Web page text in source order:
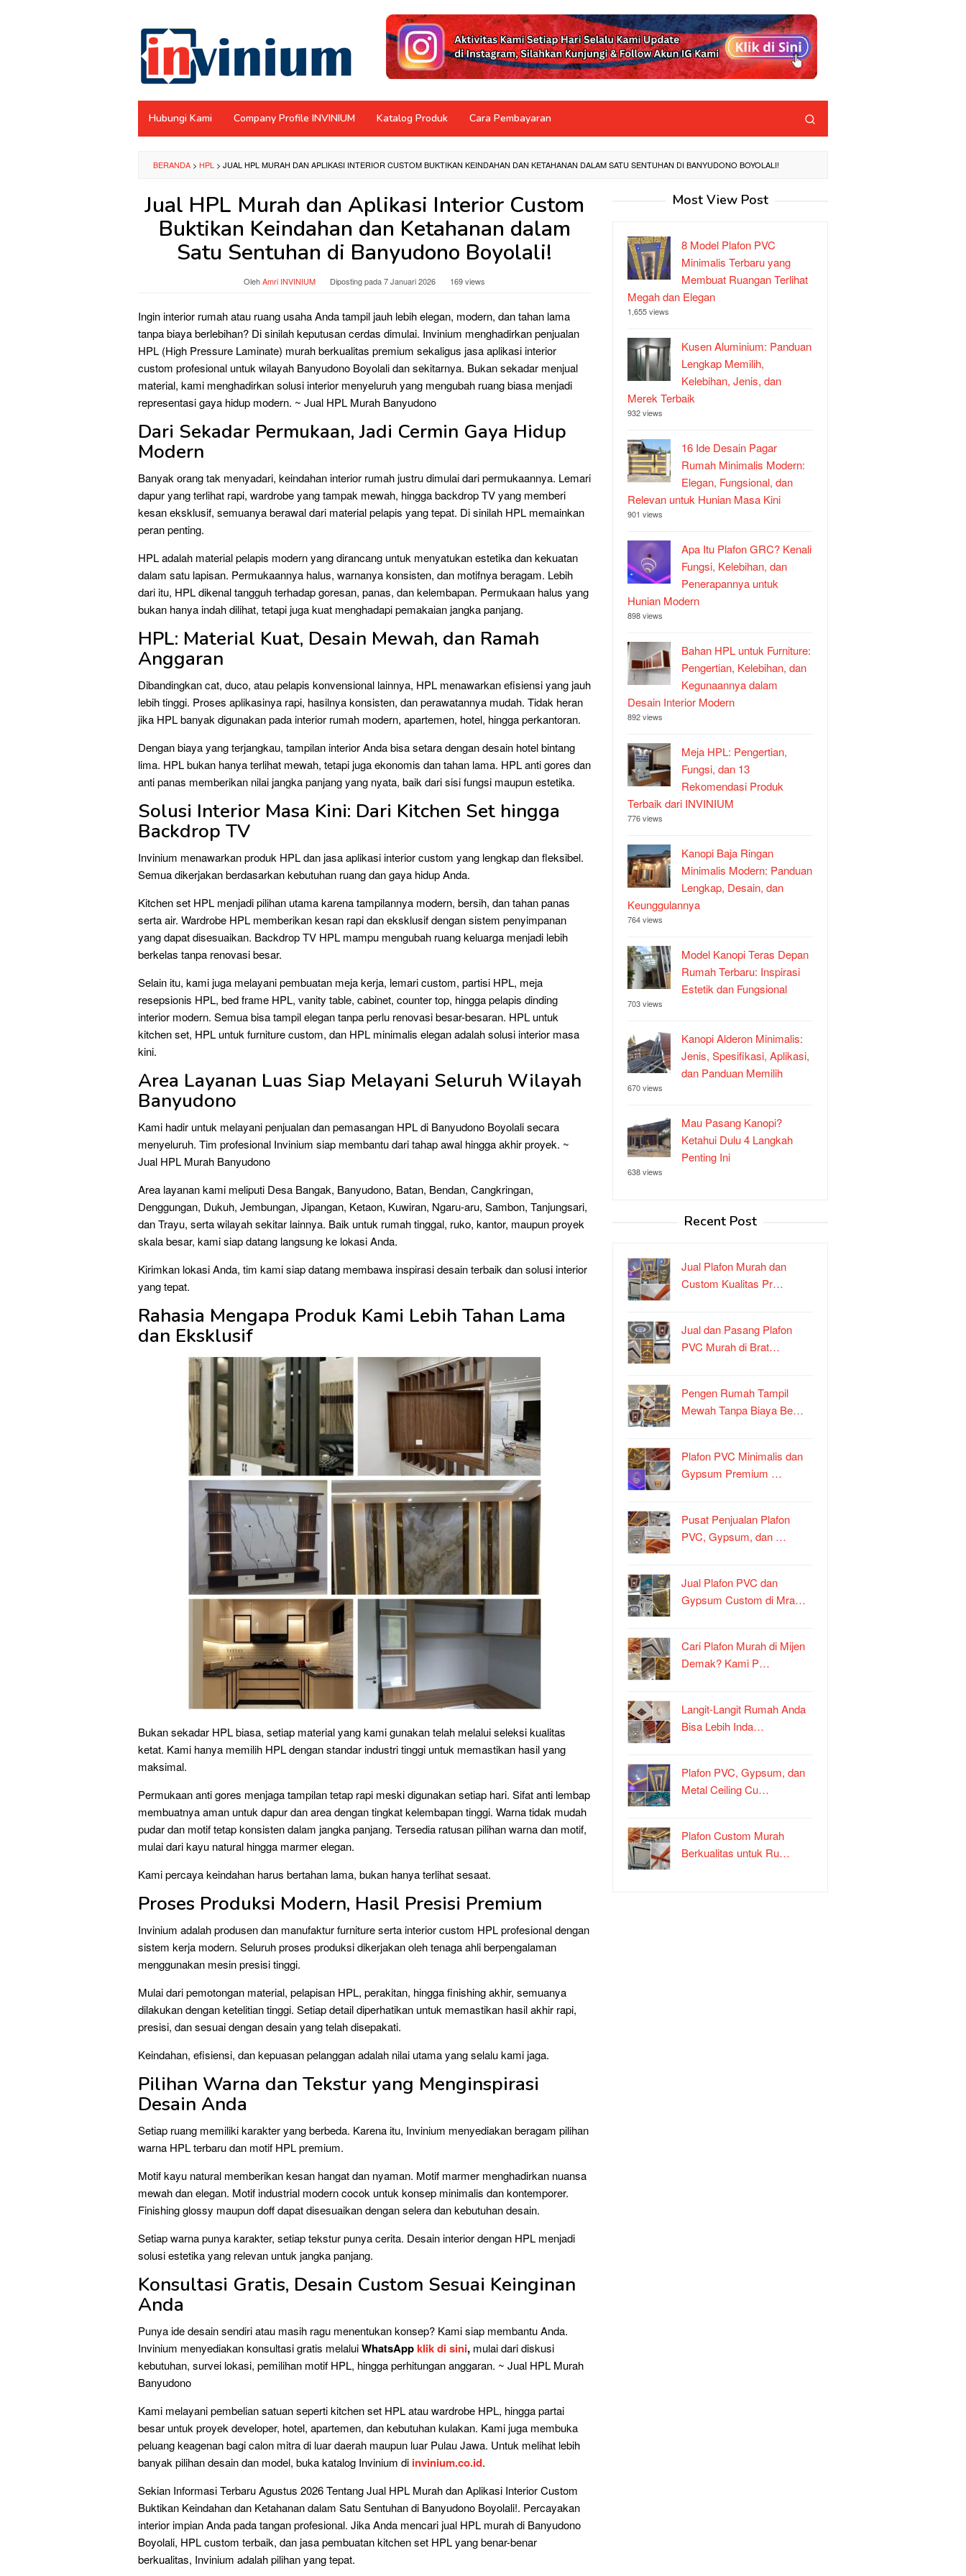
konten
Hubungi Kami Company Profile INVINIUM Katalog Produk Cara Pembayaran
BERANDA > HPL > JUAL HPL MURAH DAN APLIKASI INTERIOR CUSTOM BUKTIKAN KEINDAHAN DAN KETAHANAN DALAM SATU SENTUHAN DI BANYUDONO BOYOLALI!
Jual HPL Murah dan Aplikasi Interior Custom
Buktikan Keindahan dan Ketahanan dalam
Satu Sentuhan di Banyudono Boyolali!
OlehAmri INVINIUM Diposting pada7 Januari 2026 169 views
Ingin interior rumah atau ruang usaha Anda tampil jauh lebih elegan, modern, dan tahan lama
tanpa biaya berlebihan? Di sinilah keputusan cerdas dimulai. Invinium menghadirkan penjualan
HPL (High Pressure Laminate) murah berkualitas premium sekaligus jasa aplikasi interior
custom profesional untuk wilayah Banyudono Boyolali dan sekitarnya. Bukan sekadar menjual
material, kami menghadirkan solusi interior menyeluruh yang mengubah ruang biasa menjadi
representasi gaya hidup modern. ~ Jual HPL Murah Banyudono
Dari Sekadar Permukaan, Jadi Cermin Gaya Hidup
Modern
Banyak orang tak menyadari, keindahan interior rumah justru dimulai dari permukaannya. Lemari
dapur yang terlihat rapi, wardrobe yang tampak mewah, hingga backdrop TV yang memberi
kesan eksklusif, semuanya berawal dari material pelapis yang tepat. Di sinilah HPL memainkan
peran penting.
HPL adalah material pelapis modern yang dirancang untuk menyatukan estetika dan kekuatan
dalam satu lapisan. Permukaannya halus, warnanya konsisten, dan motifnya beragam. Lebih
dari itu, HPL dikenal tangguh terhadap goresan, panas, dan kelembapan. Permukaan halus yang
bukan hanya indah dilihat, tetapi juga kuat menghadapi pemakaian jangka panjang.
HPL: Material Kuat, Desain Mewah, dan Ramah
Anggaran
Dibandingkan cat, duco, atau pelapis konvensional lainnya, HPL menawarkan efisiensi yang jauh
lebih tinggi. Proses aplikasinya rapi, hasilnya konsisten, dan perawatannya mudah. Tidak heran
jika HPL banyak digunakan pada interior rumah modern, apartemen, hotel, hingga perkantoran.
Dengan biaya yang terjangkau, tampilan interior Anda bisa setara dengan desain hotel bintang
lima. HPL bukan hanya terlihat mewah, tetapi juga ekonomis dan tahan lama. HPL anti gores dan
anti panas memberikan nilai jangka panjang yang nyata, baik dari sisi fungsi maupun estetika.
Solusi Interior Masa Kini: Dari Kitchen Set hingga
Backdrop TV
Invinium menawarkan produk HPL dan jasa aplikasi interior custom yang lengkap dan fleksibel.
Semua dikerjakan berdasarkan kebutuhan ruang dan gaya hidup Anda.
Kitchen set HPL menjadi pilihan utama karena tampilannya modern, bersih, dan tahan panas
serta air. Wardrobe HPL memberikan kesan rapi dan eksklusif dengan sistem penyimpanan
yang dapat disesuaikan. Backdrop TV HPL mampu mengubah ruang keluarga menjadi lebih
berkelas tanpa renovasi besar.
Selain itu, kami juga melayani pembuatan meja kerja, lemari custom, partisi HPL, meja
resepsionis HPL, bed frame HPL, vanity table, cabinet, counter top, hingga pelapis dinding
interior modern. Semua bisa tampil elegan tanpa perlu renovasi besar-besaran. HPL untuk
kitchen set, HPL untuk furniture custom, dan HPL minimalis elegan adalah solusi interior masa
kini.
Area Layanan Luas Siap Melayani Seluruh Wilayah
Banyudono
Kami hadir untuk melayani penjualan dan pemasangan HPL di Banyudono Boyolali secara
menyeluruh. Tim profesional Invinium siap membantu dari tahap awal hingga akhir proyek. ~
Jual HPL Murah Banyudono
Area layanan kami meliputi Desa Bangak, Banyudono, Batan, Bendan, Cangkringan,
Denggungan, Dukuh, Jembungan, Jipangan, Ketaon, Kuwiran, Ngaru-aru, Sambon, Tanjungsari,
dan Trayu, serta wilayah sekitar lainnya. Baik untuk rumah tinggal, ruko, kantor, maupun proyek
skala besar, kami siap datang langsung ke lokasi Anda.
Kirimkan lokasi Anda, tim kami siap datang membawa inspirasi desain terbaik dan solusi interior
yang tepat.
Rahasia Mengapa Produk Kami Lebih Tahan Lama
dan Eksklusif
Bukan sekadar HPL biasa, setiap material yang kami gunakan telah melalui seleksi kualitas
ketat. Kami hanya memilih HPL dengan standar industri tinggi untuk memastikan hasil yang
maksimal.
Permukaan anti gores menjaga tampilan tetap rapi meski digunakan setiap hari. Sifat anti lembap
membuatnya aman untuk dapur dan area dengan tingkat kelembapan tinggi. Warna tidak mudah
pudar dan motif tetap konsisten dalam jangka panjang. Tersedia ratusan pilihan warna dan motif,
mulai dari kayu natural hingga marmer elegan.
Kami percaya keindahan harus bertahan lama, bukan hanya terlihat sesaat.
Proses Produksi Modern, Hasil Presisi Premium
Invinium adalah produsen dan manufaktur furniture serta interior custom HPL profesional dengan
sistem kerja modern. Seluruh proses produksi dikerjakan oleh tenaga ahli berpengalaman
menggunakan mesin presisi tinggi.
Mulai dari pemotongan material, pelapisan HPL, perakitan, hingga finishing akhir, semuanya
dilakukan dengan ketelitian tinggi. Setiap detail diperhatikan untuk memastikan hasil akhir rapi,
presisi, dan sesuai dengan desain yang telah disepakati.
Keindahan, efisiensi, dan kepuasan pelanggan adalah nilai utama yang selalu kami jaga.
Pilihan Warna dan Tekstur yang Menginspirasi
Desain Anda
Setiap ruang memiliki karakter yang berbeda. Karena itu, Invinium menyediakan beragam pilihan
warna HPL terbaru dan motif HPL premium.
Motif kayu natural memberikan kesan hangat dan nyaman. Motif marmer menghadirkan nuansa
mewah dan elegan. Motif industrial modern cocok untuk konsep minimalis dan kontemporer.
Finishing glossy maupun doff dapat disesuaikan dengan selera dan kebutuhan desain.
Setiap warna punya karakter, setiap tekstur punya cerita. Desain interior dengan HPL menjadi
solusi estetika yang relevan untuk jangka panjang.
Konsultasi Gratis, Desain Custom Sesuai Keinginan
Anda
Punya ide desain sendiri atau masih ragu menentukan konsep? Kami siap membantu Anda.
Invinium menyediakan konsultasi gratis melaluiWhatsAppklik di sini, mulai dari diskusi
kebutuhan, survei lokasi, pemilihan motif HPL, hingga perhitungan anggaran. ~ Jual HPL Murah
Banyudono
Kami melayani pembelian satuan seperti kitchen set HPL atau wardrobe HPL, hingga partai
besar untuk proyek developer, hotel, apartemen, dan kebutuhan kulakan. Kami juga membuka
peluang keagenan bagi calon mitra di luar daerah maupun luar Pulau Jawa. Untuk melihat lebih
banyak pilihan desain dan model, buka katalog Invinium di invinium.co.id.
Sekian Informasi Terbaru Agustus 2026 Tentang Jual HPL Murah dan Aplikasi Interior Custom
Buktikan Keindahan dan Ketahanan dalam Satu Sentuhan di Banyudono Boyolali!. Percayakan
interior impian Anda pada tangan profesional. Jika Anda mencari jual HPL murah di Banyudono
Boyolali, HPL custom terbaik, dan jasa pembuatan kitchen set HPL yang benar-benar
berkualitas, Invinium adalah pilihan yang tepat.
Most View Post
8 Model Plafon PVC
Minimalis Terbaru yang
Membuat Ruangan Terlihat
Megah dan Elegan
1,655 views
Kusen Aluminium: Panduan
Lengkap Memilih,
Kelebihan, Jenis, dan
Merek Terbaik
932 views
16 Ide Desain Pagar
Rumah Minimalis Modern:
Elegan, Fungsional, dan
Relevan untuk Hunian Masa Kini
901 views
Apa Itu Plafon GRC? Kenali
Fungsi, Kelebihan, dan
Penerapannya untuk
Hunian Modern
898 views
Bahan HPL untuk Furniture:
Pengertian, Kelebihan, dan
Kegunaannya dalam
Desain Interior Modern
892 views
Meja HPL: Pengertian,
Fungsi, dan 13
Rekomendasi Produk
Terbaik dari INVINIUM
776 views
Kanopi Baja Ringan
Minimalis Modern: Panduan
Lengkap, Desain, dan
Keunggulannya
764 views
Model Kanopi Teras Depan
Rumah Terbaru: Inspirasi
Estetik dan Fungsional
703 views
Kanopi Alderon Minimalis:
Jenis, Spesifikasi, Aplikasi,
dan Panduan Memilih
670 views
Mau Pasang Kanopi?
Ketahui Dulu 4 Langkah
Penting Ini
638 views
Recent Post
Jual Plafon Murah dan
Custom Kualitas Pr…
Jual dan Pasang Plafon
PVC Murah di Brat…
Pengen Rumah Tampil
Mewah Tanpa Biaya Be…
Plafon PVC Minimalis dan
Gypsum Premium …
Pusat Penjualan Plafon
PVC, Gypsum, dan …
Jual Plafon PVC dan
Gypsum Custom di Mra…
Cari Plafon Murah di Mijen
Demak? Kami P…
Langit-Langit Rumah Anda
Bisa Lebih Inda…
Plafon PVC, Gypsum, dan
Metal Ceiling Cu…
Plafon Custom Murah
Berkualitas untuk Ru…